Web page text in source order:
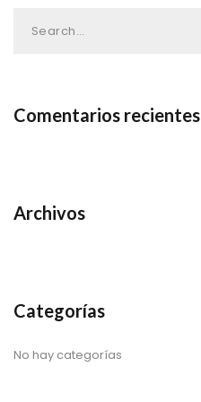
Comentarios recientes
Archivos
Categorías
No hay categorías